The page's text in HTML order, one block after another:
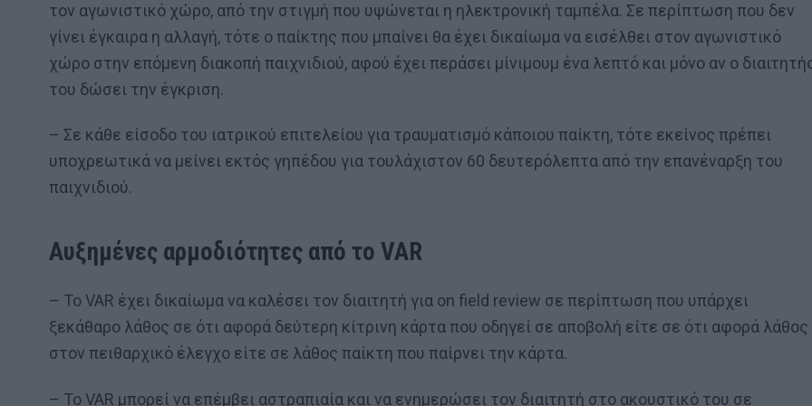
τον αγωνιστικό χώρο, από την στιγμή που υψώνεται η ηλεκτρονική ταμπέλα. Σε περίπτωση που δεν
γίνει έγκαιρα η αλλαγή, τότε ο παίκτης που μπαίνει θα έχει δικαίωμα να εισέλθει στον αγωνιστικό
χώρο στην επόμενη διακοπή παιχνιδιού, αφού έχει περάσει μίνιμουμ ένα λεπτό και μόνο αν ο
του δώσει την έγκριση.
– Σε κάθε είσοδο του ιατρικού επιτελείου για τραυματισμό κάποιου παίκτη, τότε εκείνος πρέπει
υποχρεωτικά να μείνει εκτός γηπέδου για τουλάχιστον 60 δευτερόλεπτα από την επανέναρξη του
παιχνιδιού.
Αυξημένες αρμοδιότητες από το VAR
– Το VAR έχει δικαίωμα να καλέσει τον διαιτητή για on field review σε περίπτωση που υπάρχει
ξεκάθαρο λάθος σε ότι αφορά δεύτερη κίτρινη κάρτα που οδηγεί σε αποβολή είτε σε ότι αφορά λάθος
στον πειθαρχικό έλεγχο είτε σε λάθος παίκτη που παίρνει την κάρτα.
– Το VAR μπορεί να επέμβει αστραπιαία και να ενημερώσει τον διαιτητή στο ακουστικό του σε